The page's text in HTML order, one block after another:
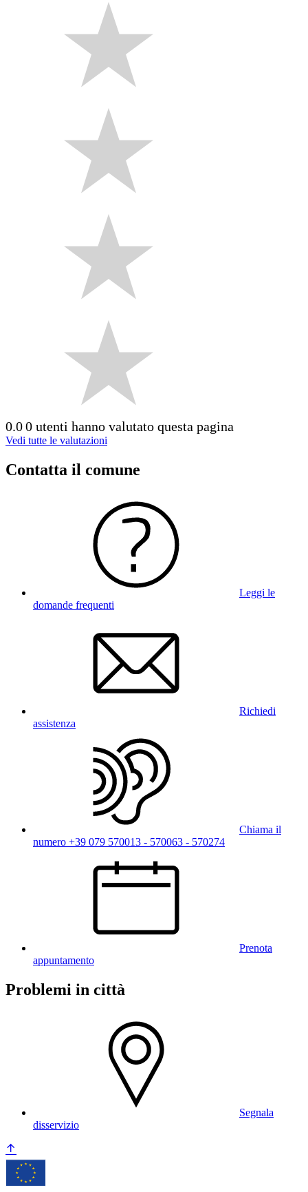
0.00 utenti hanno valutato questa pagina
Vedi tutte le valutazioni
Contatta il comune
Leggi le
domande frequenti
Richiedi
assistenza
Chiama il
numero +39 079 570013 - 570063 - 570274
Prenota
appuntamento
Problemi in città
Segnala
disservizio